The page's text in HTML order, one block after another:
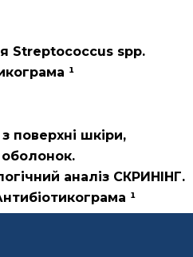
Streptococcus spp.
¹
поверхні шкіри,
аналіз СКРИНІНГ.
¹